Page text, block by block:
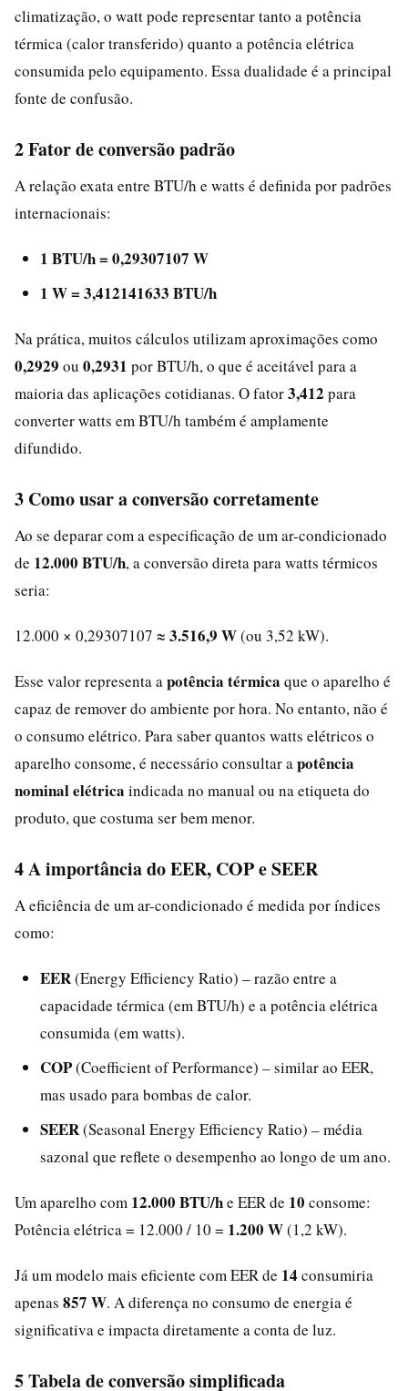
climatização, o watt pode representar tanto a potência
térmica (calor transferido) quanto a potência elétrica
consumida pelo equipamento. Essa dualidade é a principal
fonte de confusão.
2 Fator de conversão padrão
A relação exata entre BTU/h e watts é definida por padrões
internacionais:
1 BTU/h = 0,29307107 W
1 W = 3,412141633 BTU/h
Na prática, muitos cálculos utilizam aproximações como
0,2929 ou 0,2931 por BTU/h, o que é aceitável para a
maioria das aplicações cotidianas. O fator3,412 para
converter watts em BTU/h também é amplamente
difundido.
3 Como usar a conversão corretamente
Ao se deparar com a especificação de um ar-condicionado
de 12.000 BTU/h, a conversão direta para watts térmicos
seria:
12.000 × 0,29307107 ≈ 3.516,9 W(ou 3,52 kW).
Esse valor representa a potência térmica que o aparelho é
capaz de remover do ambiente por hora. No entanto, não é
o consumo elétrico. Para saber quantos watts elétricos o
aparelho consome, é necessário consultar a potência
nominal elétrica indicada no manual ou na etiqueta do
produto, que costuma ser bem menor.
4 A importância do EER, COP e SEER
A eficiência de um ar-condicionado é medida por índices
como:
EER(Energy Efficiency Ratio) – razão entre a
capacidade térmica (em BTU/h) e a potência elétrica
consumida (em watts).
COP(Coefficient of Performance) – similar ao EER,
mas usado para bombas de calor.
SEER(Seasonal Energy Efficiency Ratio) – média
sazonal que reflete o desempenho ao longo de um ano.
Um aparelho com 12.000 BTU/he EER de 10 consome:
Potência elétrica = 12.000 / 10 = 1.200 W(1,2 kW).
Já um modelo mais eficiente com EER de 14 consumiria
apenas 857 W. A diferença no consumo de energia é
significativa e impacta diretamente a conta de luz.
5 Tabela de conversão simplificada